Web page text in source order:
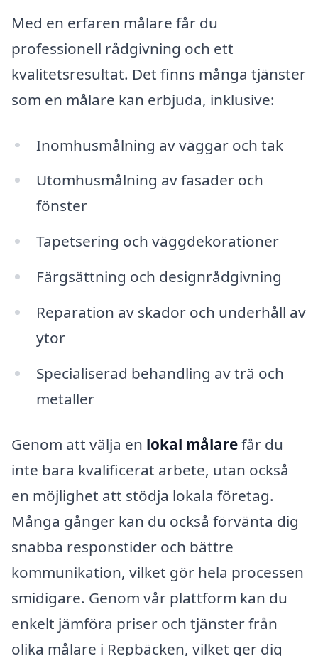
Med en erfaren målare får du
professionell rådgivning och ett
kvalitetsresultat. Det finns många tjänster
som en målare kan erbjuda, inklusive:
Inomhusmålning av väggar och tak
Utomhusmålning av fasader och
fönster
Tapetsering och väggdekorationer
Färgsättning och designrådgivning
Reparation av skador och underhåll av
ytor
Specialiserad behandling av trä och
metaller
Genom att välja en lokal målarefår du
inte bara kvalificerat arbete, utan också
en möjlighet att stödja lokala företag.
Många gånger kan du också förvänta dig
snabba responstider och bättre
kommunikation, vilket gör hela processen
smidigare. Genom vår plattform kan du
enkelt jämföra priser och tjänster från
olika målare i Repbäcken, vilket ger dig